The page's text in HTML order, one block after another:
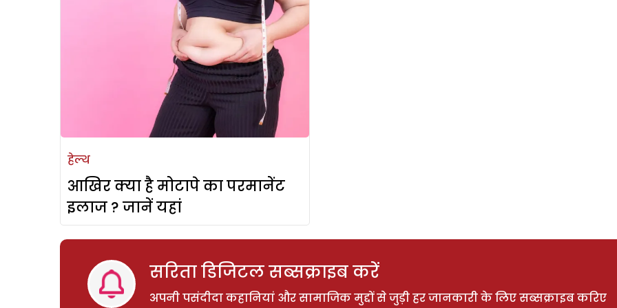
हेल्थ
आखिर क्या है मोटापे का परमानेंट
इलाज ? जानें यहां
सरिता डिजिटल सब्सक्राइब करें
अपनी पसंदीदा कहानियां और सामाजिक मुद्दों से जुड़ी हर जानकारी के लिए सब्सक्राइब करिए